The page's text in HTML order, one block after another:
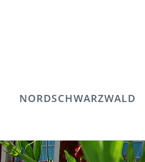
NORDSCHWARZWALD